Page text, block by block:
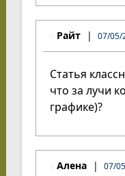
Райт 07/05/
Статья
что за лучи
графике)?
Алена 07/